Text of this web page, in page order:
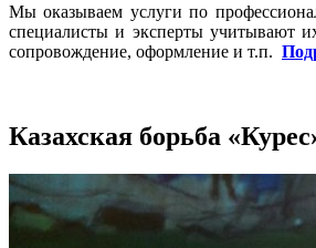
Мы оказываем услуги по
специалисты и эксперты учитывают
сопровождение, оформление и т.п.
Казахская борьба